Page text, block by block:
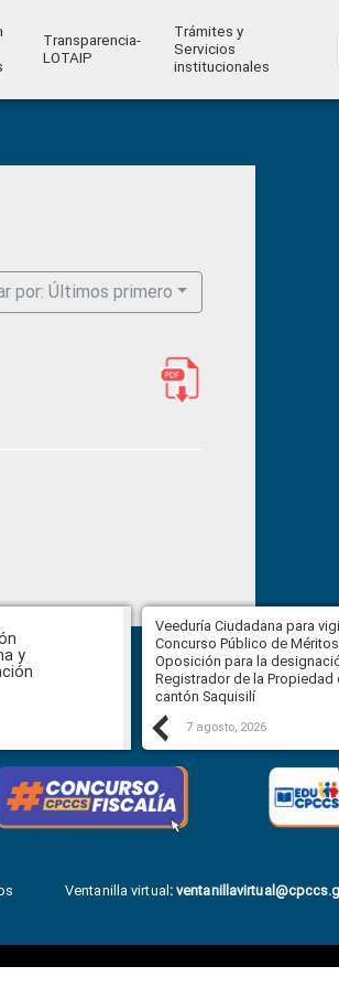
Transparencia-
LOTAIP
Trámites y
Servicios
institucionales
por: Últimos primero
y
Previous
convocatoria a
de la
Veeduría Ciudadana para
Concurso Público de
Oposición para la
Registrador de la Propiedad
cantón Saquisilí
7 agosto, 2026
Ventanilla virtual: